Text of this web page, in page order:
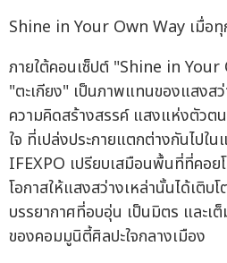
Shine in Your Own Way เมื่อทุ
ภายใต้คอนเซ็ปต์ "Shine in
"ตะเกียง" เป็นภาพแทนของแสงส
ความคิดสร้างสรรค์ แสงแห่งตัวต
ใจ ที่เปล่งประกายแตกต่างกันไปใ
IFEXPO เปรียบเสมือนพื้นที่ที่คอย
โอกาสให้แสงสว่างเหล่านั้นได้เติบ
บรรยากาศที่อบอุ่น เป็นมิตร และเ
ของคอมมูนิตี้ศิลปะใจกลางเมือง